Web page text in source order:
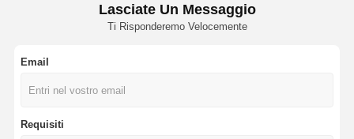
Pace
Lasciate Un Messaggio
Ti Risponderemo Velocemente
Email
Requisiti